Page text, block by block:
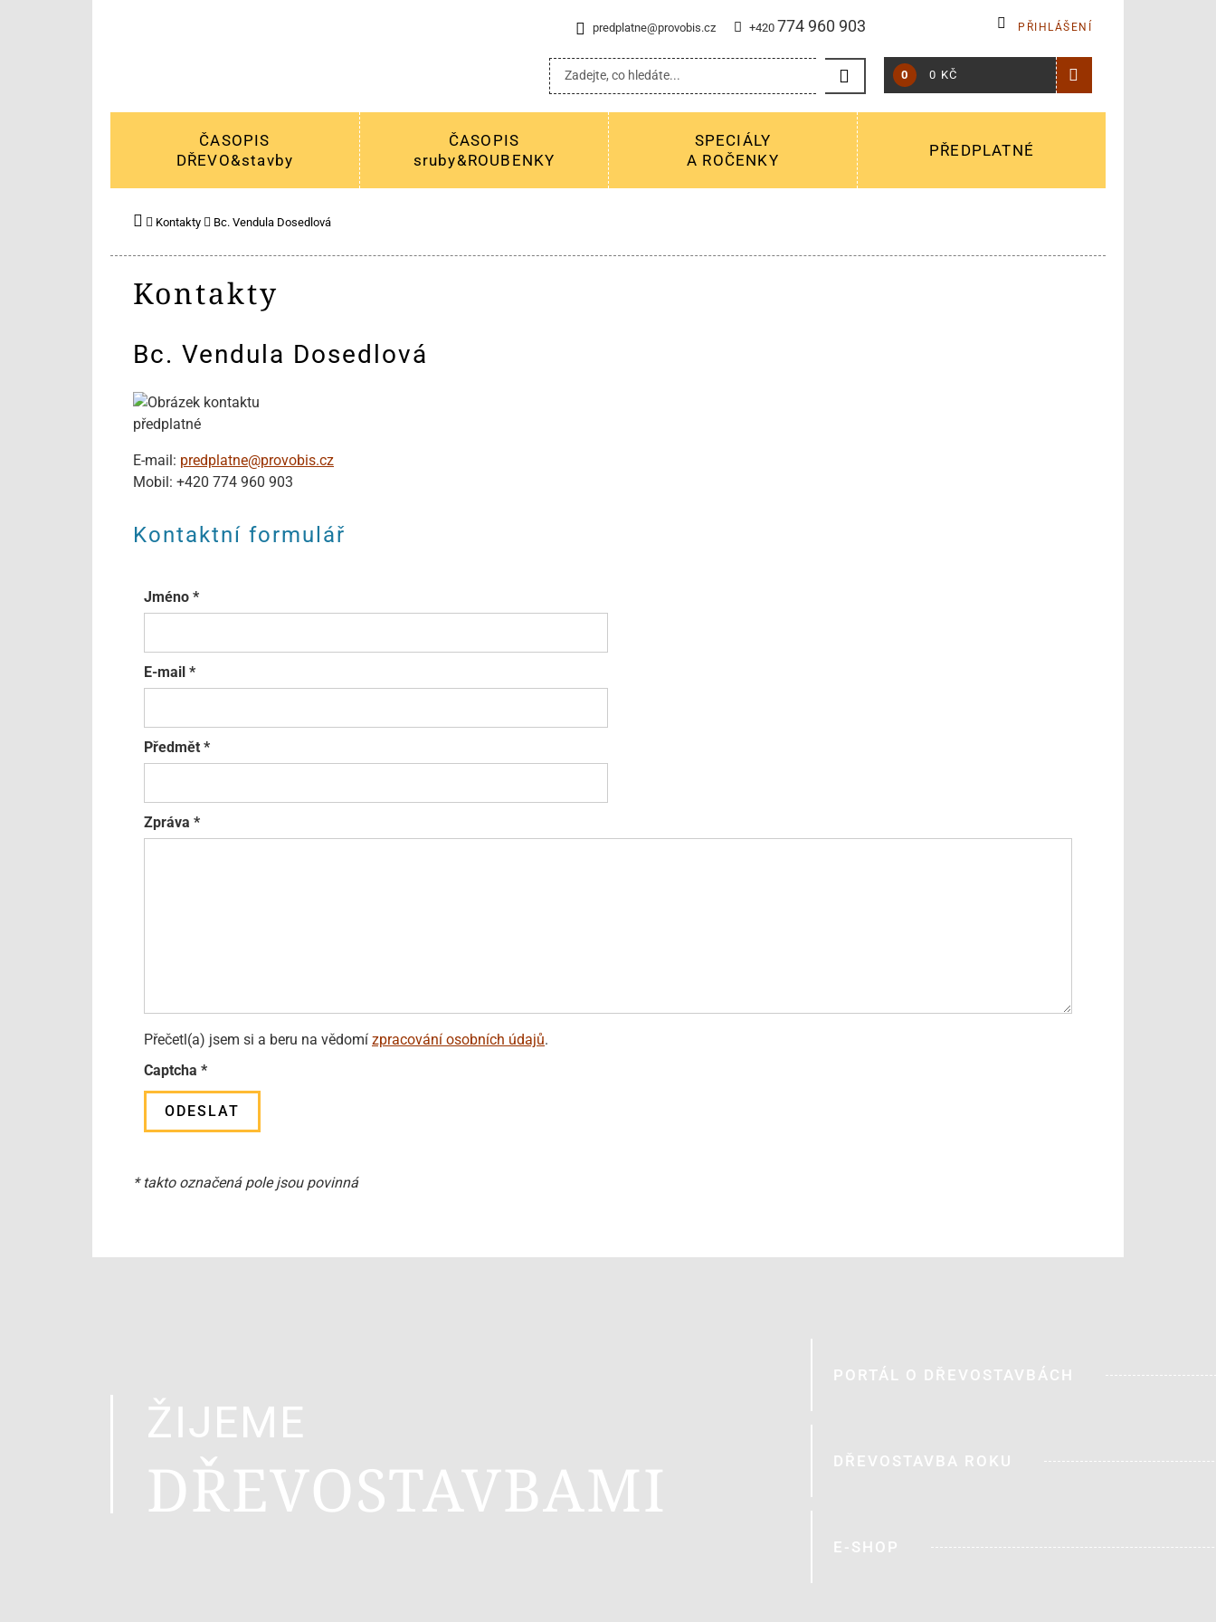
predplatne@provobis.cz +420 774 960 903 PŘIHLÁŠENÍ
0 0 KČ
ČASOPIS
DŘEVO&stavby
ČASOPIS
sruby&ROUBENKY
SPECIÁLY
A ROČENKY
PŘEDPLATNÉ
Kontakty Bc. Vendula Dosedlová
Kontakty
Bc. Vendula Dosedlová
předplatné
E-mail: predplatne@provobis.cz
Mobil: +420 774 960 903
Kontaktní formulář
Jméno *
E-mail *
Předmět *
Zpráva *
Přečetl(a) jsem si a beru na vědomí zpracování osobních údajů.
Captcha *
ODESLAT
* takto označená pole jsou povinná
ŽIJEME
DŘEVOSTAVBAMI
PORTÁL O DŘEVOSTAVBÁCH
DŘEVOSTAVBA ROKU
E-SHOP